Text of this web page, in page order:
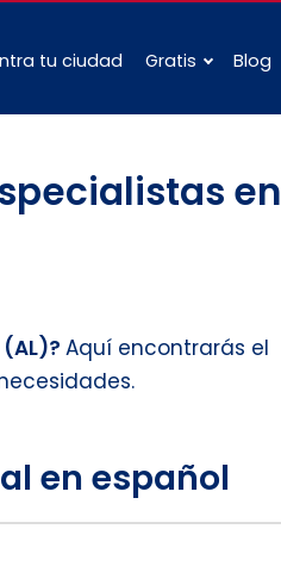
tu ciudad Gratis Blog
en
Aquí encontrarás el
en español